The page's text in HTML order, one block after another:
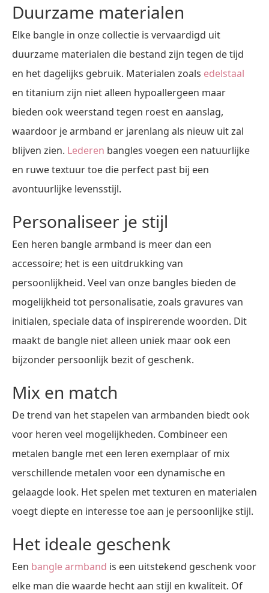
Duurzame materialen
Elke bangle in onze collectie is vervaardigd uit
duurzame materialen die bestand zijn tegen de tijd
en het dagelijks gebruik. Materialen zoals edelstaal
en titanium zijn niet alleen hypoallergeen maar
bieden ook weerstand tegen roest en aanslag,
waardoor je armband er jarenlang als nieuw uit zal
blijven zien. Lederen bangles voegen een natuurlijke
en ruwe textuur toe die perfect past bij een
avontuurlijke levensstijl.
Personaliseer je stijl
Een heren bangle armband is meer dan een
accessoire; het is een uitdrukking van
persoonlijkheid. Veel van onze bangles bieden de
mogelijkheid tot personalisatie, zoals gravures van
initialen, speciale data of inspirerende woorden. Dit
maakt de bangle niet alleen uniek maar ook een
bijzonder persoonlijk bezit of geschenk.
Mix en match
De trend van het stapelen van armbanden biedt ook
voor heren veel mogelijkheden. Combineer een
metalen bangle met een leren exemplaar of mix
verschillende metalen voor een dynamische en
gelaagde look. Het spelen met texturen en materialen
voegt diepte en interesse toe aan je persoonlijke stijl.
Het ideale geschenk
Een bangle armband is een uitstekend geschenk voor
elke man die waarde hecht aan stijl en kwaliteit. Of